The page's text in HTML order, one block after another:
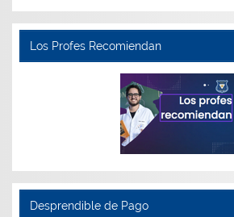
Los Profes Recomiendan
Desprendible de Pago